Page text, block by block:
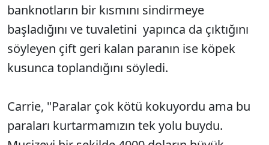
banknotların bir kısmını sindirmeye
başladığını ve tuvaletini yapınca da çıktığını
söyleyen çift geri kalan paranın ise köpek
kusunca toplandığını söyledi.
Carrie, "Paralar çok kötü kokuyordu ama bu
paraları kurtarmamızın tek yolu buydu.